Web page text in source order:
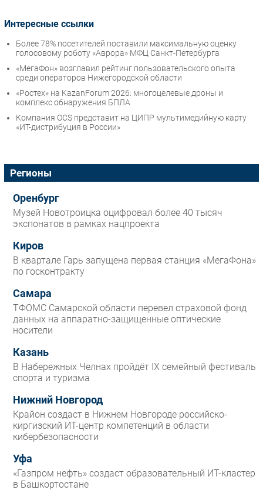
Интересные ссылки
Более 78% посетителей поставили максимальную оценку
голосовому роботу «Аврора» МФЦ Санкт-Петербурга
«МегаФон» возглавил рейтинг пользовательского опыта
среди операторов Нижегородской области
«Ростех» на KazanForum 2026: многоцелевые дроны и
комплекс обнаружения БПЛА
Компания OCS представит на ЦИПР мультимедийную карту
«ИТ-дистрибуция в России»
Регионы
Оренбург
Музей Новотроицка оцифровал более 40 тысяч
экспонатов в рамках нацпроекта
Киров
В квартале Гарь запущена первая станция «МегаФона»
по госконтракту
Самара
ТФОМС Самарской области перевел страховой фонд
данных на аппаратно-защищенные оптические
носители
Казань
В Набережных Челнах пройдёт IX семейный фестиваль
спорта и туризма
Нижний Новгород
Крайон создаст в Нижнем Новгороде российско-
киргизский ИТ-центр компетенций в области
кибербезопасности
Уфа
«Газпром нефть» создаст образовательный ИТ-кластер
в Башкортостане